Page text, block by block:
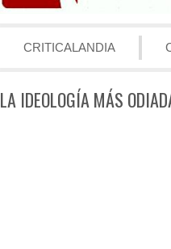
Menú
CRITICALANDIA
LA IDEOLOGÍA MÁS